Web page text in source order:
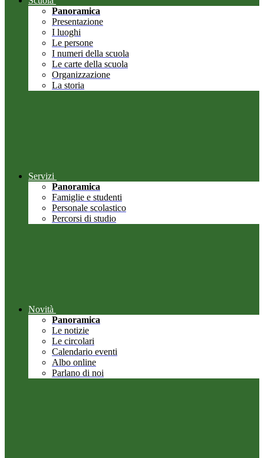
Panoramica
Presentazione
I luoghi
Le persone
I numeri della scuola
Le carte della scuola
Organizzazione
La storia
Servizi
Panoramica
Famiglie e studenti
Personale scolastico
Percorsi di studio
Novità
Panoramica
Le notizie
Le circolari
Calendario eventi
Albo online
Parlano di noi